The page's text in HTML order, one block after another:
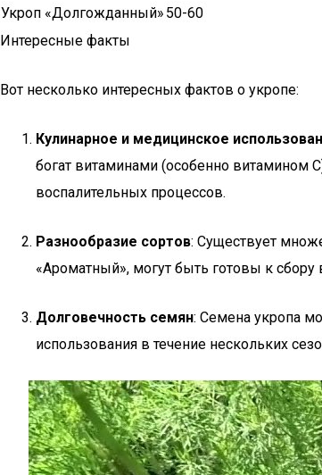
Укроп «Долгожданный» 50-60
Интересные факты
Вот несколько интересных фактов о укропе:
Кулинарное и медицинское
богат витаминами (особенно витамином
воспалительных процессов.
Разнообразие сортов: Существует
«Ароматный», могут быть готовы к сбору
Долговечность семян: Семена укропа
использования в течение нескольких